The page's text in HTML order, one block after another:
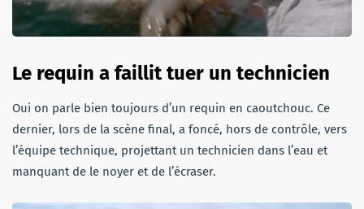
Le requin a faillit tuer un technicien
Oui on parle bien toujours d’un requin en caoutchouc. Ce
dernier, lors de la scène final, a foncé, hors de contrôle, vers
l’équipe technique, projettant un technicien dans l’eau et
manquant de le noyer et de l’écraser.